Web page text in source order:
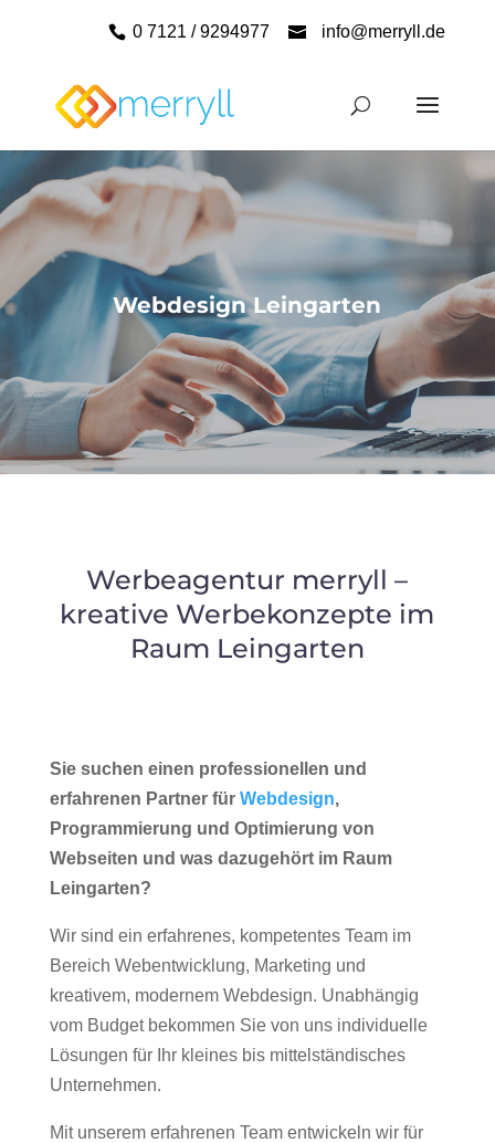
0 7121 / 9294977 info@merryll.de
Webdesign Leingarten
Werbeagentur merryll –
kreative Werbekonzepte im
Raum Leingarten
Sie suchen einen professionellen und
erfahrenen Partner für Webdesign,
Programmierung und Optimierung von
Webseiten und was dazugehört im Raum
Leingarten?
Wir sind ein erfahrenes, kompetentes Team im
Bereich Webentwicklung, Marketing und
kreativem, modernem Webdesign. Unabhängig
vom Budget bekommen Sie von uns individuelle
Lösungen für Ihr kleines bis mittelständisches
Unternehmen.
Mit unserem erfahrenen Team entwickeln wir für